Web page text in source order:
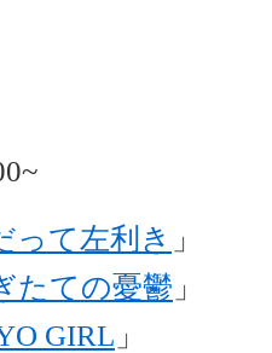
って左利き 」
たての憂鬱 」
GIRL 」